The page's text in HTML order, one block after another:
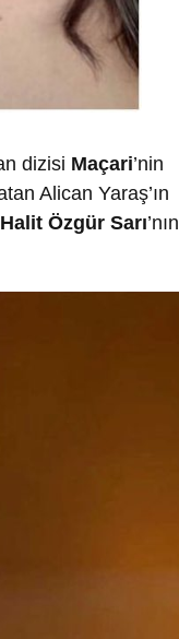
dizisi Maçari’nin
Alican Yaraş’ın
Halit Özgür Sarı’nın